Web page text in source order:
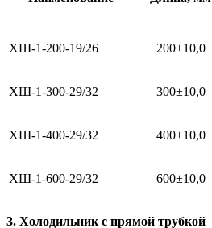
ХШ-1-200-19/26 200±10,0
ХШ-1-300-29/32 300±10,0
ХШ-1-400-29/32 400±10,0
ХШ-1-600-29/32 600±10,0
3. Холодильник с прямой трубкой